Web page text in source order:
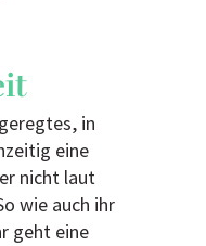
in
eine
nicht laut
wie auch ihr
geht eine